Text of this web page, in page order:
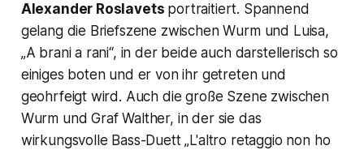
Alexander Roslavets portraitiert. Spannend
gelang die Briefszene zwischen Wurm und Luisa,
„A brani a rani“, in der beide auch darstellerisch so
einiges boten und er von ihr getreten und
geohrfeigt wird. Auch die große Szene zwischen
Wurm und Graf Walther, in der sie das
wirkungsvolle Bass-Duett „L'altro retaggio non ho